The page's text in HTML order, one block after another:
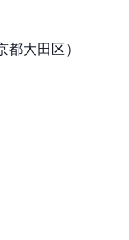
大田区）